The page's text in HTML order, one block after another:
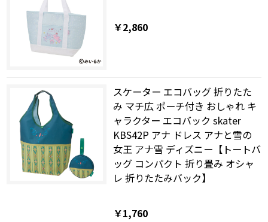
￥2,860
スケーター エコバッグ 折りたた
み マチ広 ポーチ付き おしゃれ キ
ャラクター エコバック skater
KBS42P アナ ドレス アナと雪の
女王 アナ雪 ディズニー【トートバ
ッグ コンパクト 折り畳み オシャ
レ 折りたたみバック】
￥1,760